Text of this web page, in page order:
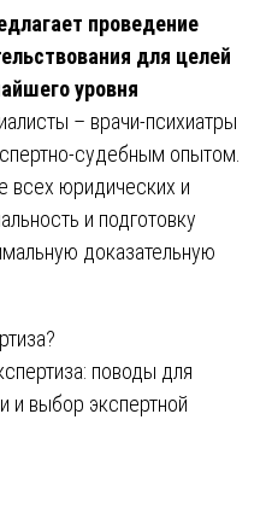
проведение
для целей
уровня
– врачи-психиатры
судебным опытом.
всех юридических и
и подготовку
доказательную
поводы для
и выбор экспертной